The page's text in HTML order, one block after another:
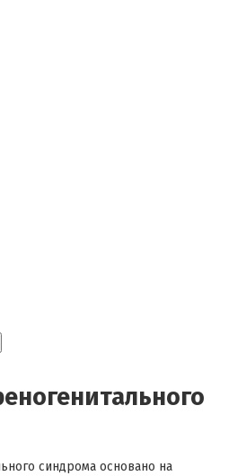
синдрома основано на